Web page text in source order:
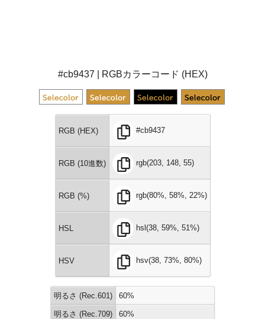
#cb9437 | RGBカラーコード (HEX)
RGB (HEX) #cb9437
RGB (10進数) rgb(203, 148, 55)
RGB (%) rgb(80%, 58%, 22%)
HSL hsl(38, 59%, 51%)
HSV hsv(38, 73%, 80%)
明るさ (Rec.601) 60%
明るさ (Rec.709) 60%